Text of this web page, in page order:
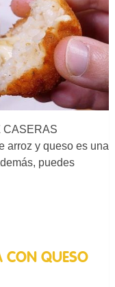
CASERAS
arroz y queso es una
puedes
CON QUESO